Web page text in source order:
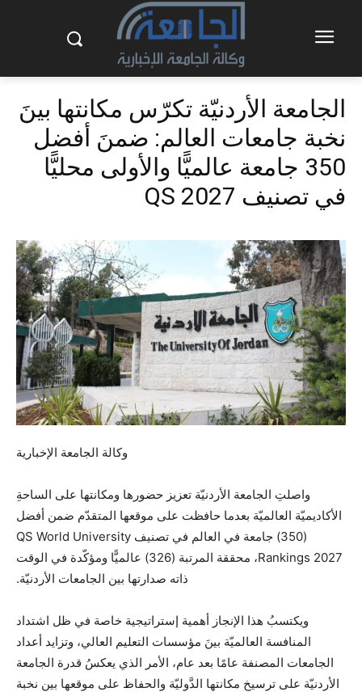
الجامعة الأردنيّة تكرّس مكانتها بينَ
نخبة جامعات العالم: ضمنَ أفضل
350 جامعة عالميًّا والأولى محليًّا
في تصنيف QS 2027
وكالة الجامعة الإخبارية
واصلتِ الجامعة الأردنيّة تعزيز حضورها ومكانتها على الساحةِ
الأكاديميّة العالميّة بعدما حافظت على موقعها المتقدّم ضمن أفضل
(350) جامعة في العالم في تصنيف QS World University
Rankings 2027، محققة المرتبة (326) عالميًّا ومؤكّدة في الوقت
ذاته صدارتها بين الجامعات الأردنيّة.
ويكتسبُ هذا الإنجاز أهمية إستراتيجية خاصة في ظل اشتداد
المنافسة العالميّة بينَ مؤسسات التعليم العالي، وتزايد أعداد
الجامعات المصنفة عامًا بعد عام، الأمر الذي يعكسُ قدرة الجامعة
الأردنيّة على ترسيخ مكانتها الدَّوليّة والحفاظ على موقعها بين نخبة